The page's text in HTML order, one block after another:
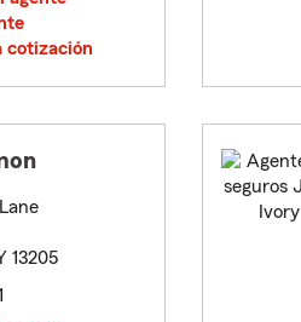
cotización
13205